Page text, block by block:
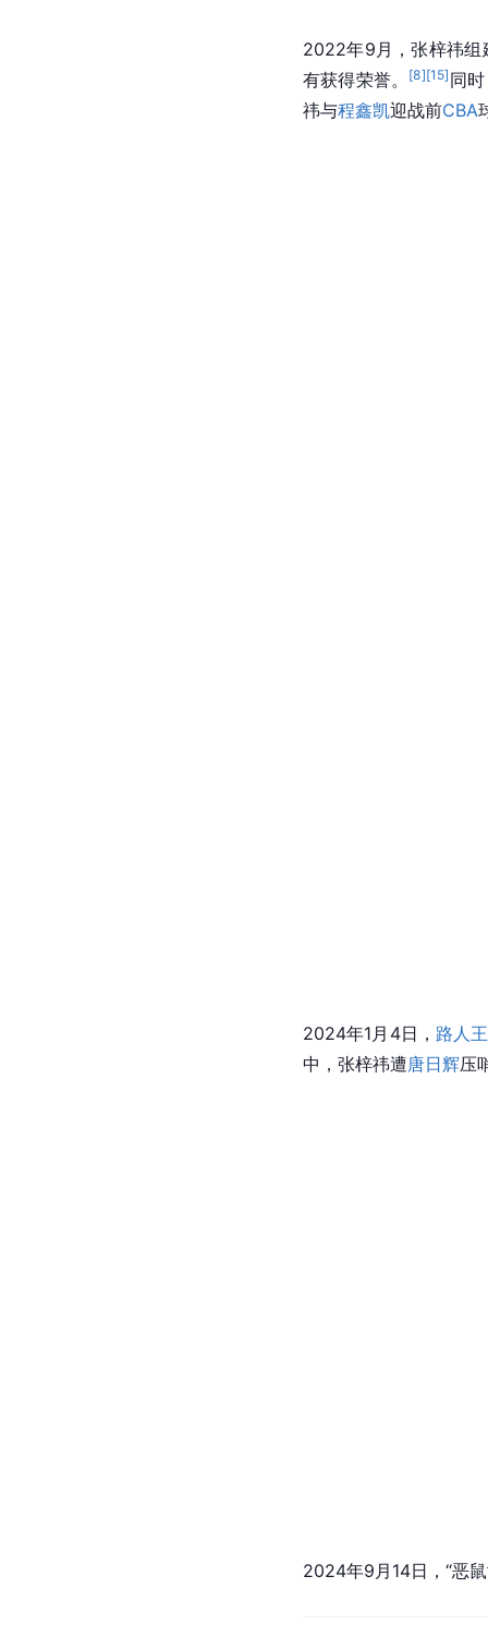
2022年9月，张梓祎组
有获得荣誉。
[8][15] 同
祎与程鑫凯迎战前CBA
2024年1月4日， 路人王
中，张梓祎遭唐日辉压
2024年9月14日，“恶